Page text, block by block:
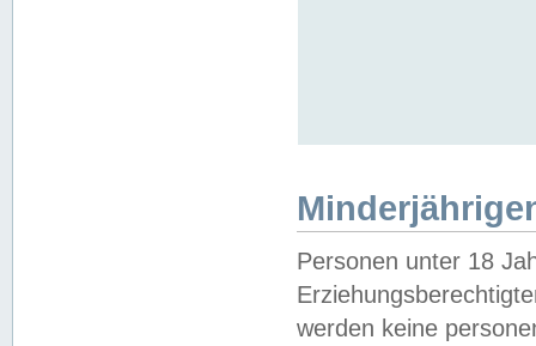
Personen unter 18
werden keine